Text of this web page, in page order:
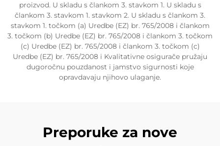
proizvod. U skladu s člankom 3. stavkom 1. U skladu s
člankom 3. stavkom 1. stavkom 2. U skladu s člankom 3.
stavkom 1. točkom (a) Uredbe (EZ) br. 765/2008 i člankom
3. točkom (b) Uredbe (EZ) br. 765/2008 i člankom 3. točkom
(c) Uredbe (EZ) br. 765/2008 i člankom 3. točkom (c)
Uredbe (EZ) br. 765/2008 i Kvalitativne osigurače pružaju
dugoročnu pouzdanost i jamstvo sigurnosti koje
opravdavaju njihovo ulaganje.
Preporuke za nove